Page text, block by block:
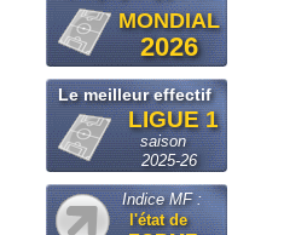
MONDIAL
2026
Le meilleur effectif
LIGUE 1
saison
2025-26
Indice MF :
l'état de